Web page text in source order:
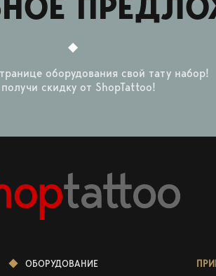
оборудования свой тату набор!
скидку от ShopTattoo!
ОБОРУДОВАНИЕ